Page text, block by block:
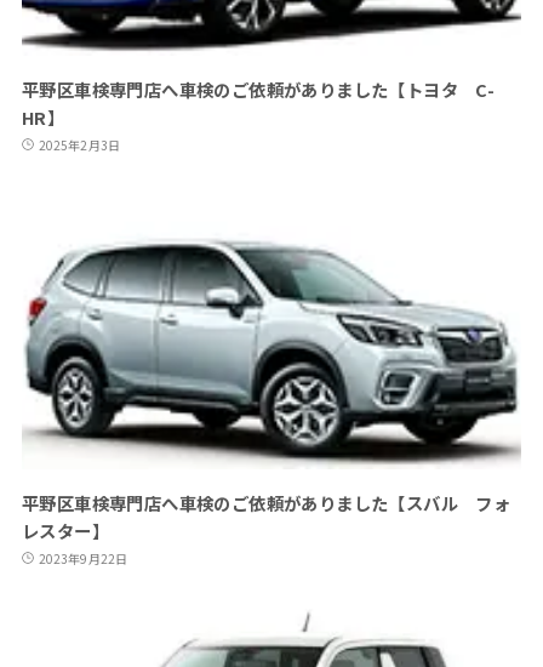
平野区車検専門店へ車検のご依頼がありました【トヨタ C-
HR】
2025年2月3日
平野区車検専門店へ車検のご依頼がありました【スバル フォ
レスター】
2023年9月22日